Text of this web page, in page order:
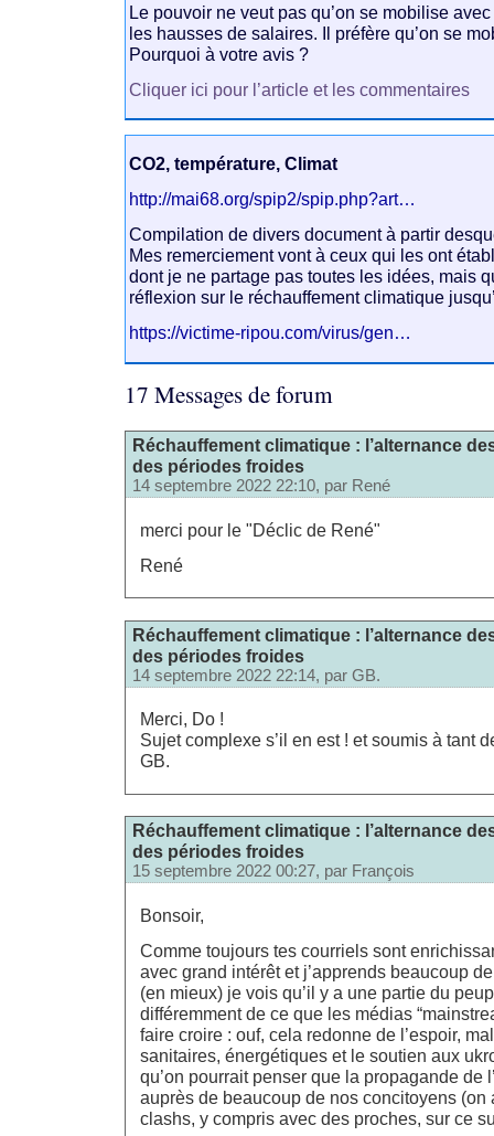
Le pouvoir ne veut pas qu’on se mobilise
les hausses de salaires. Il préfère qu’on se
Pourquoi à votre avis ?
Cliquer ici pour l’article et les commentaires
CO2, température, Climat
http://mai68.org/spip2/spip.php?art…
Compilation de divers document à partir
Mes remerciement vont à ceux qui les ont
dont je ne partage pas toutes les idées, mais
réflexion sur le réchauffement climatique
https://victime-ripou.com/virus/gen…
17 Messages de forum
Réchauffement climatique : l’alternance
des périodes froides
14 septembre 2022 22:10, par René
merci pour le "Déclic de René"
René
Réchauffement climatique : l’alternance
des périodes froides
14 septembre 2022 22:14, par GB.
Merci, Do !
Sujet complexe s’il en est ! et soumis à tant
GB.
Réchauffement climatique : l’alternance
des périodes froides
15 septembre 2022 00:27, par François
Bonsoir,
Comme toujours tes courriels sont
avec grand intérêt et j’apprends beaucoup
(en mieux) je vois qu’il y a une partie du
différemment de ce que les médias
faire croire : ouf, cela redonne de l’espoir,
sanitaires, énergétiques et le soutien aux
qu’on pourrait penser que la propagande de
auprès de beaucoup de nos concitoyens (on
clashs, y compris avec des proches, sur ce